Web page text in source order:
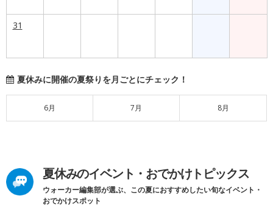
31
夏休みに開催の夏祭りを月ごとにチェック！
6月 7月 8月
夏休みのイベント・おでかけトピックス
ウォーカー編集部が選ぶ、この夏におすすめしたい旬なイベント・
おでかけスポット